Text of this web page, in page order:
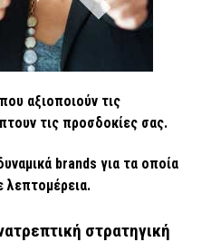
αξιοποιούν τις
τις προσδοκίες σας.
brands για τα οποία
λεπτομέρεια.
στρατηγική